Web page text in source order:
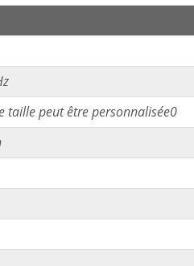
taille peut être personnalisée0